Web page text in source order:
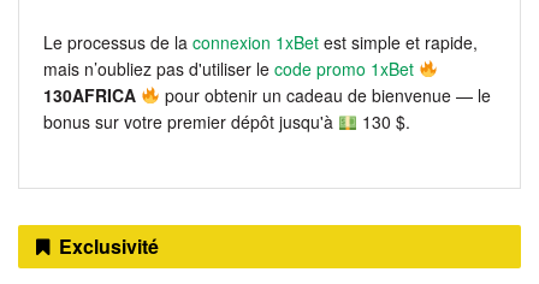
Le processus de la connexion 1xBet est simple et rapide,
mais n’oubliez pas d'utiliser le code promo 1xBet
130AFRICA
pour obtenir un cadeau de bienvenue — le
bonus sur votre premier dépôt jusqu'à
130 $.
Exclusivité